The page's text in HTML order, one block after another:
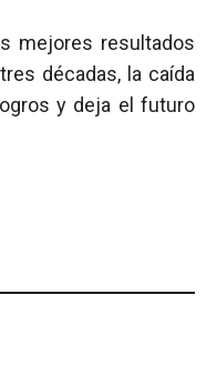
mejores resultados
décadas, la caída
y deja el futuro